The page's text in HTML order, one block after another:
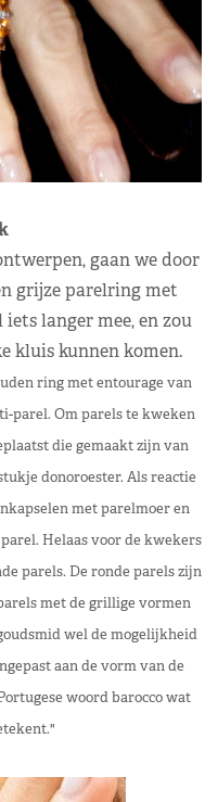
gaan we door
grijze parelring met
langer mee, en zou
kluis kunnen komen.
ring met entourage van
parel. Om parels te kweken
die gemaakt zijn van
donoroester. Als reactie
met parelmoer en
Helaas voor de kwekers
parels. De ronde parels zijn
met de grillige vormen
wel de mogelijkheid
aan de vorm van de
woord barocco wat